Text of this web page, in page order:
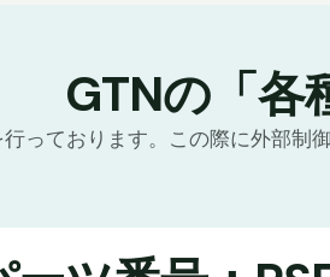
GTNの「各
っております。この際に外部制